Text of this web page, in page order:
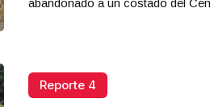
abandonado a un costado del
Reporte 4